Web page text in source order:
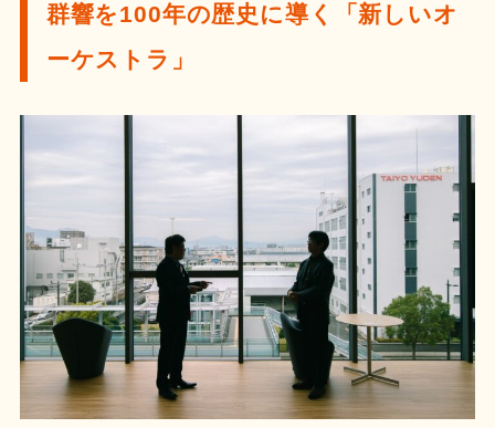
群響を100年の歴史に導く「新しいオ
ーケストラ」